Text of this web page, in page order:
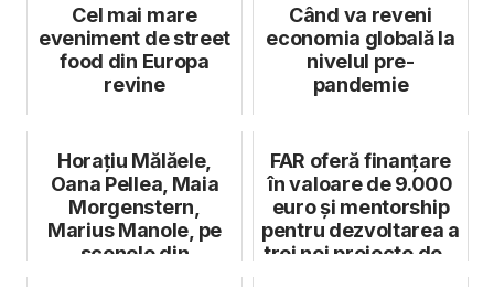
Cel mai mare
eveniment de street
food din Europa
revine
Când va reveni
economia globală la
nivelul pre-
pandemie
Horațiu Mălăele,
Oana Pellea, Maia
Morgenstern,
Marius Manole, pe
scenele din
FAR oferă finanțare
în valoare de 9.000
euro și mentorship
pentru dezvoltarea a
trei noi proiecte de...